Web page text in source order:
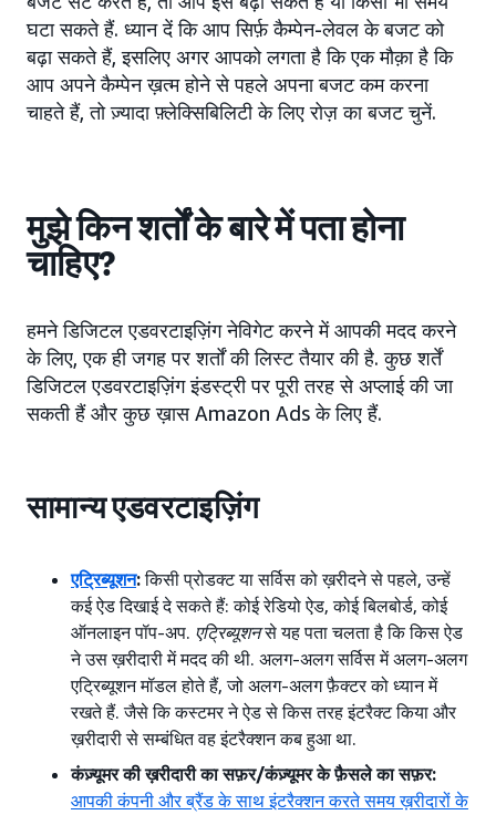
घटा सकते हैं. ध्यान दें कि आप सिर्फ़ कैम्पेन-लेवल के बजट को
बढ़ा सकते हैं, इसलिए अगर आपको लगता है कि एक मौक़ा है कि
आप अपने कैम्पेन ख़त्म होने से पहले अपना बजट कम करना
चाहते हैं, तो ज़्यादा फ़्लेक्सिबिलिटी के लिए रोज़ का बजट चुनें.
मुझे किन शर्तों के बारे में पता होना
चाहिए?
हमने डिजिटल एडवरटाइज़िंग नेविगेट करने में आपकी मदद करने
के लिए, एक ही जगह पर शर्तों की लिस्ट तैयार की है. कुछ शर्तें
डिजिटल एडवरटाइज़िंग इंडस्ट्री पर पूरी तरह से अप्लाई की जा
सकती हैं और कुछ ख़ास Amazon Ads के लिए हैं.
सामान्य एडवरटाइज़िंग
एट्रिब्यूशन:किसी प्रोडक्ट या सर्विस को ख़रीदने से पहले, उन्हें
कई ऐड दिखाई दे सकते हैं: कोई रेडियो ऐड, कोई बिलबोर्ड, कोई
ऑनलाइन पॉप-अप. एट्रिब्यूशनसे यह पता चलता है कि किस ऐड
ने उस ख़रीदारी में मदद की थी. अलग-अलग सर्विस में अलग-अलग
एट्रिब्यूशन मॉडल होते हैं, जो अलग-अलग फ़ैक्टर को ध्यान में
रखते हैं. जैसे कि कस्टमर ने ऐड से किस तरह इंटरैक्ट किया और
ख़रीदारी से सम्बंधित वह इंटरैक्शन कब हुआ था.
कंज़्यूमर की ख़रीदारी का सफ़र/कंज़्यूमर के फ़ैसले का सफ़र:
आपकी कंपनी और ब्रैंड के साथ इंटरैक्शन करते समय ख़रीदारों के